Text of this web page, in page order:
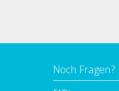
Noch Fragen?